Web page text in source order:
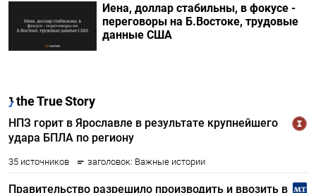
Иена, доллар стабильны, в фокусе -
переговоры на Б.Востоке, трудовые
данные США